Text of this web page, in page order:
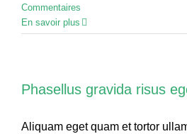
Commentaires
En savoir plus
Phasellus gravida risus
Aliquam eget quam et tortor